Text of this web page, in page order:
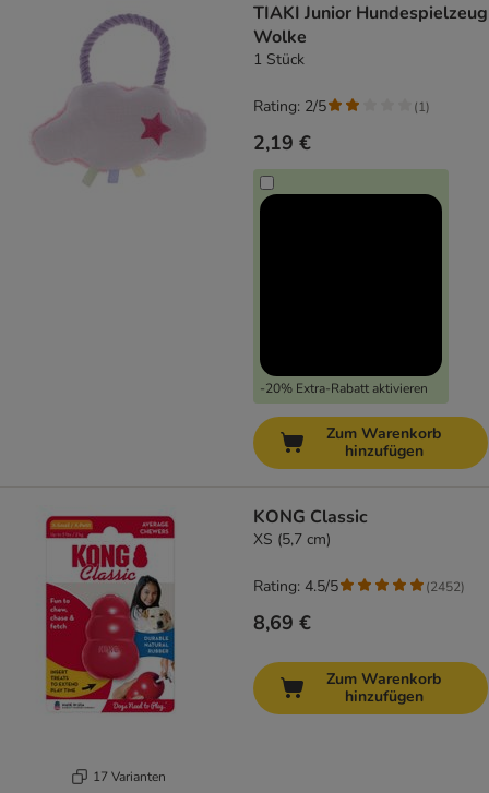
TIAKI Junior Hundespielzeug
Wolke
1 Stück
2,19 €
-20% Extra-Rabatt aktivieren
Rating: 2/5 (1)
Zum Warenkorb
hinzufügen
17 Varianten
KONG Classic
XS (5,7 cm)
8,69 €
Rating: 4.5/5 (2452)
Zum Warenkorb
hinzufügen